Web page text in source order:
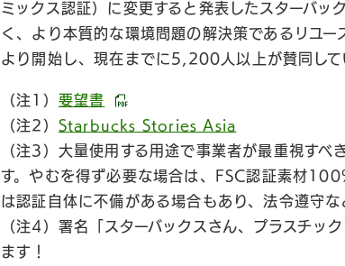
ミックス認証）に変更すると発表したスターバ
く、より本質的な環境問題の解決策であるリユ
より開始し、現在までに5,200人以上が賛同し
（注1） 要望書
（注2） Starbucks Stories Asia
（注3）大量使用する用途で事業者が最重視す
す。やむを得ず必要な場合は、FSC認証素材
は認証自体に不備がある場合もあり、法令遵守な
（注4）署名「スターバックスさん、プラスチッ
ます！